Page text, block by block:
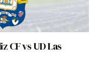
CF vs UD Las